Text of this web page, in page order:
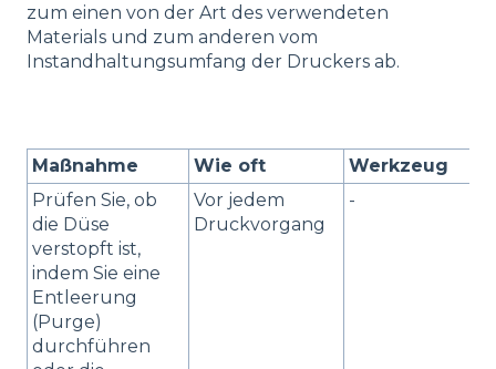
zum einen von der Art des verwendeten
Materials und zum anderen vom
Instandhaltungsumfang der Druckers ab.
Maßnahme Wie oft
Werkzeug
Prüfen Sie, ob
die Düse
verstopft ist,
indem Sie eine
Entleerung
(Purge)
durchführen
Vor jedem
Druckvorgang
-